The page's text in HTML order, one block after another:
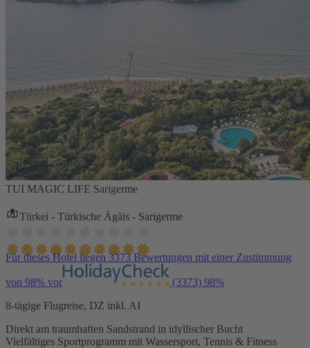
TUI MAGIC LIFE Sarigerme
Türkei - Türkische Ägäis - Sarigerme
Für dieses Hotel liegen 3373 Bewertungen mit einer Zustimmung
von 98% vor (3373) 98%
8-tägige Flugreise, DZ inkl. AI
Direkt am traumhaften Sandstrand in idyllischer Bucht
Vielfältiges Sportprogramm mit Wassersport, Tennis & Fitness